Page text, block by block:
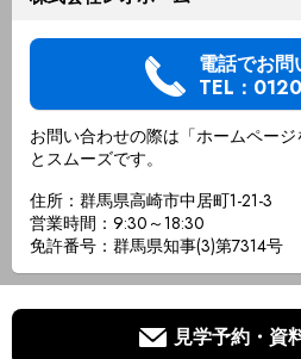
電話でお問
TEL：
お問い合わせの際は「ホームペー
とスムーズです。
住所：群馬県高崎市中居町1-21-3
営業時間：9:30～18:30
免許番号：群馬県知事(3)第7314号
見学予約・資